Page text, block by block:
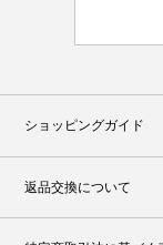
ショッピングガイド
返品交換について